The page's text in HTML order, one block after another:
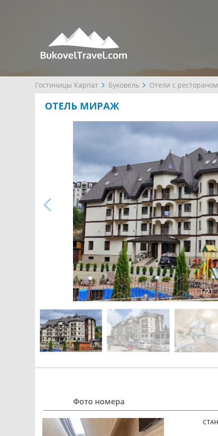
Гостиницы Карпат Буковель Отели с рестораном
ОТЕЛЬ МИРАЖ
1/21
Фото номера